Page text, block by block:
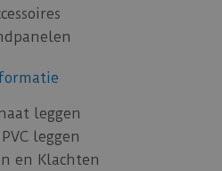
leggen
leggen
en Klachten